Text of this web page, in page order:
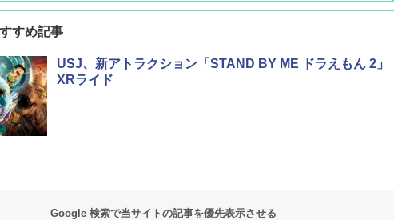
10,450円～
19,541円～
7,950円～
5,758円～
すめ記事
USJ、新アトラクション「STAND BY ME ドラえもん 2」
XRライド
Google 検索で当サイトの記事を優先表示させる